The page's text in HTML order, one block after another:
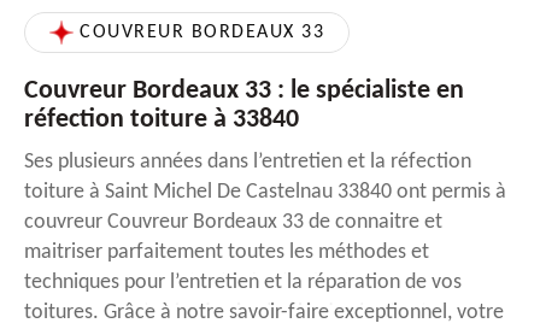
COUVREUR BORDEAUX 33
Couvreur Bordeaux 33 : le spécialiste en
réfection toiture à 33840
Ses plusieurs années dans l’entretien et la réfection
toiture à Saint Michel De Castelnau 33840 ont permis à
couvreur Couvreur Bordeaux 33 de connaitre et
maitriser parfaitement toutes les méthodes et
techniques pour l’entretien et la réparation de vos
toitures. Grâce à notre savoir-faire exceptionnel, votre